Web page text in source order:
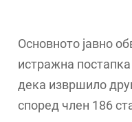
Основното јавно
истражна
дека извршило
според член 186